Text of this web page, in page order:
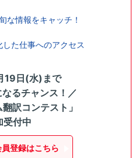
な情報をキャッチ！
た仕事へのアクセス
19日(水)まで
なるチャンス！／
訳コンテスト」
受付中
登録はこちら